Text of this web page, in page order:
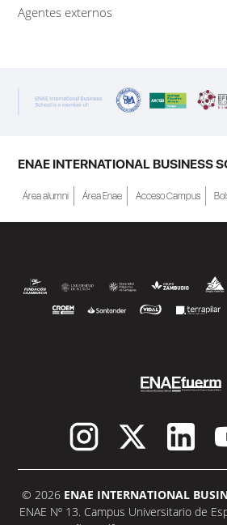
Agentes externos
ENAE INTERNATIONAL BUSINESS
Área alumni Área Enae Acceso Campus
© 2026 ENAE INTERNATIONAL
ENAE Nº 13. Campus Universitario de